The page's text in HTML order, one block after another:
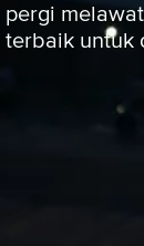
pergi
terbaik untuk